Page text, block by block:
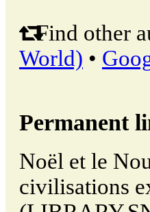
Find other
World) •
Permanent
Noël et le
civilisations